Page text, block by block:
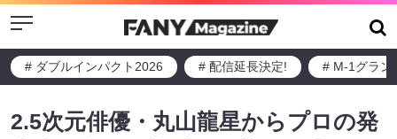
Menu
# ダブルインパクト2026 # 配信延長決定! # M-1グラン
2.5次元俳優・丸山龍星からプロの発